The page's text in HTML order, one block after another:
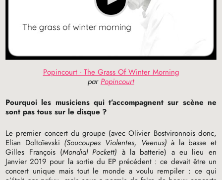
Popincourt - The Grass Of Winter Morning
parPopincourt
Pourquoi les musiciens qui t’accompagnent sur scène ne
sont pas tous sur le disque ?
Le premier concert du groupe (avec Olivier Bostvironnois donc,
Elian Doltoïevski (Soucoupes Violentes, Veenus)à la basse et
Gilles François (Mondial Pockett) à la batterie) a eu lieu en
Janvier 2019 pour la sortie du EP précédent : ce devait être un
concert unique mais tout le monde a voulu rempiler : ce qui